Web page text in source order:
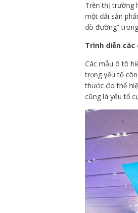
Trên thị trường
một dải sản
dò đường”
Trình diễn
Các mẫu ô tô
trọng yếu tố
thước đo thể
cũng là yếu tố